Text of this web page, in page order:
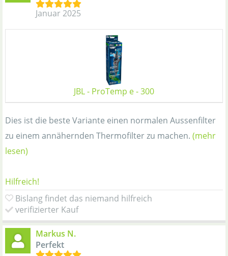
Januar 2025
JBL - ProTemp e - 300
Dies ist die beste Variante einen normalen Aussenfilter
zu einem annähernden Thermofilter zu machen. (mehr
lesen)
Hilfreich!
Bislang findet das niemand hilfreich
verifizierter Kauf
Markus N.
Perfekt